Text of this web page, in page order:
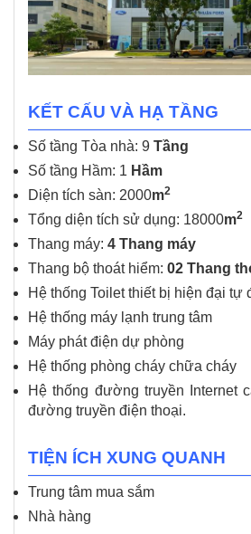
KẾT CẤU VÀ HẠ TẦNG
Số tầng Tòa nhà: 9 Tầng
Số tầng Hầm: 1 Hầm
Diện tích sàn: 2000m2
Tổng diện tích sử dụng: 18000m2
Thang máy: 4 Thang máy
Thang bộ thoát hiểm: 02 Thang
Hệ thống Toilet thiết bị hiện đại tự
Hệ thống máy lạnh trung tâm
Máy phát điện dự phòng
Hệ thống phòng cháy chữa cháy
Hệ thống đường truyền Internet
đường truyền điện thoại.
TIỆN ÍCH XUNG QUANH
Trung tâm mua sắm
Nhà hàng